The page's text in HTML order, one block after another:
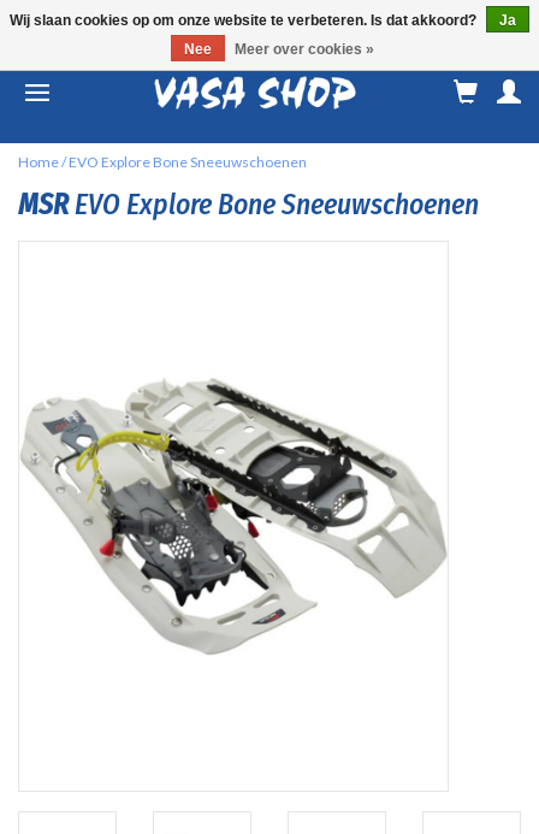
Home/EVO Explore Bone Sneeuwschoenen
MSREVO Explore Bone Sneeuwschoenen
Wij slaan cookies op om onze website te verbeteren. Is dat akkoord?
Ja
Nee
Meer over cookies »